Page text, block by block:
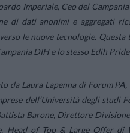
Imperiale, Ceo del
di dati anonimi e aggregati
le nuove tecnologie. Questa
DIH e lo stesso Edih Pride
da Laura Lapenna di Forum
dell’Università degli studi
Barone, Direttore
Head of Top & Large Offer di